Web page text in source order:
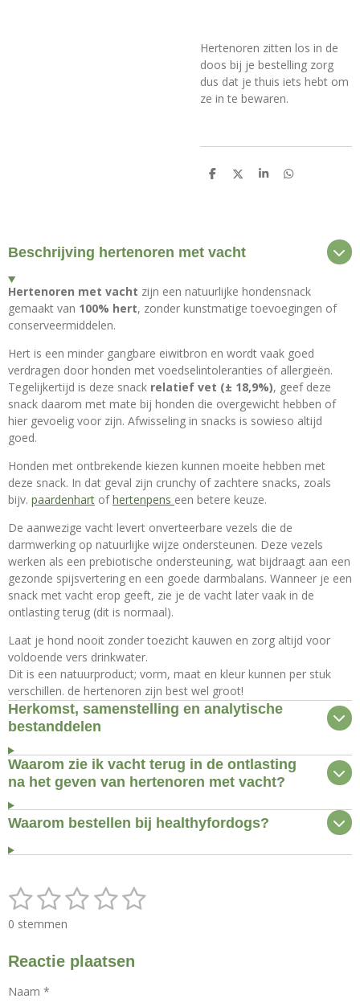
Hertenoren zitten los in de
doos bij je bestelling zorg
dus dat je thuis iets hebt om
ze in te bewaren.
D
D
S
D
Beschrijving hertenoren met vacht
Hertenoren met vacht zijn een natuurlijke hondensnack
gemaakt van 100% hert, zonder kunstmatige toevoegingen of
conserveermiddelen.
Hert is een minder gangbare eiwitbron en wordt vaak goed
verdragen door honden met voedselintoleranties of allergieën.
Tegelijkertijd is deze snack relatief vet (± 18,9%), geef deze
snack daarom met mate bij honden die overgewicht hebben of
hier gevoelig voor zijn. Afwisseling in snacks is sowieso altijd
goed.
Honden met ontbrekende kiezen kunnen moeite hebben met
deze snack. In dat geval zijn crunchy of zachtere snacks, zoals
bijv. paardenhart ofhertenpens een betere keuze.
De aanwezige vacht levert onverteerbare vezels die de
darmwerking op natuurlijke wijze ondersteunen. Deze vezels
werken als een prebiotische ondersteuning, wat bijdraagt aan een
gezonde spijsvertering en een goede darmbalans. Wanneer je een
snack met vacht erop geeft, zie je de vacht later vaak in de
ontlasting terug (dit is normaal).
Laat je hond nooit zonder toezicht kauwen en zorg altijd voor
voldoende vers drinkwater.
Dit is een natuurproduct; vorm, maat en kleur kunnen per stuk
verschillen. de hertenoren zijn best wel groot!
Herkomst, samenstelling en analytische
bestanddelen
Waarom zie ik vacht terug in de ontlasting
na het geven van hertenoren met vacht?
Waarom bestellen bij healthyfordogs?
R
a
t
n
:
1
s
t
e
r
2
s
t
e
r
3
s
t
e
4
t
e
5
t
e
S
0 stemmen
Reactie plaatsen
Naam *